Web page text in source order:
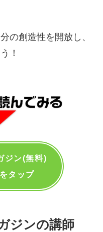
の創造性を開放し、
！
ジン(無料)
タップ
ジンの講師